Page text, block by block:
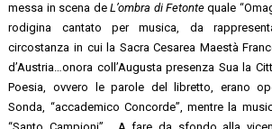
messa in scena deL’ombra di Fetontequale
rodigina cantato per musica, da
circostanza in cui la Sacra Cesarea Maestà
d’Austria…onora coll’Augusta presenza Sua la
Poesia, ovvero le parole del libretto, erano
Sonda, “accademico Concorde”, mentre la